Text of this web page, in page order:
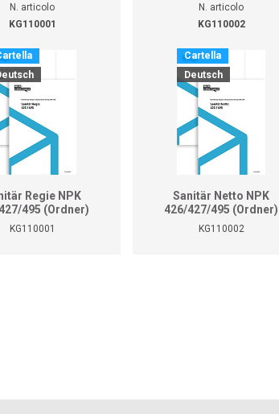
N. articolo
KG110001
Regie NPK
495 (Ordner)
KG110001
N. articolo
KG110002
Cartella
Deutsch
Sanitär Netto NPK
426/427/495 (Ordner)
KG110002